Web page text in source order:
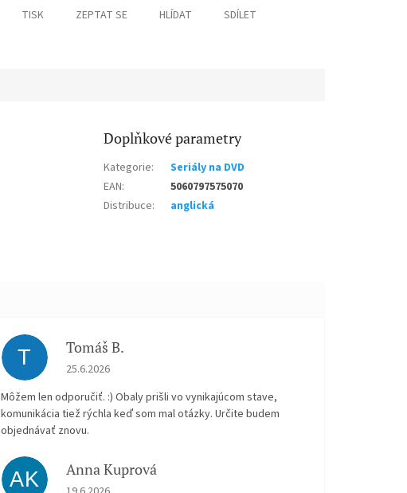
TISK ZEPTAT SE HLÍDAT SDÍLET
Doplňkové parametry
Kategorie:
Seriály na DVD
EAN:
5060797575070
Distribuce: anglická
T Tomáš B.
Hodnocení obchodu je 5 z 5 hvězdiček.
25.6.2026
Môžem len odporučiť. :) Obaly prišli vo vynikajúcom stave,
komunikácia tiež rýchla keď som mal otázky. Určite budem
objednávať znovu.
AK Anna Kuprová
Hodnocení obchodu je 5 z 5 hvězdiček.